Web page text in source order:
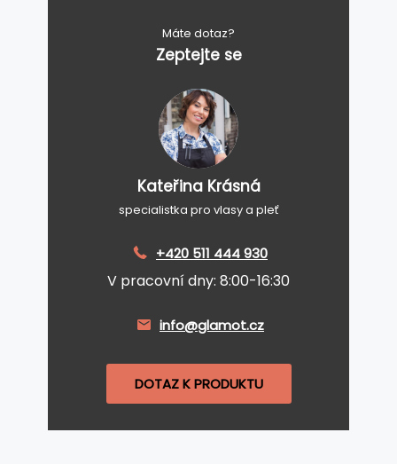
Máte dotaz?
Zeptejte se
Kateřina Krásná
specialistka pro vlasy a pleť
+420 511 444 930
V pracovní dny: 8:00-16:30
info@glamot.cz
DOTAZ K PRODUKTU